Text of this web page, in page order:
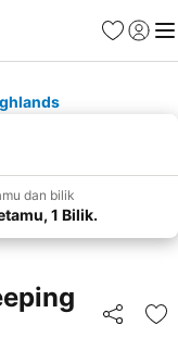
Kegemaran
Daftar
dan bilik
1 Bilik.
Kongsi